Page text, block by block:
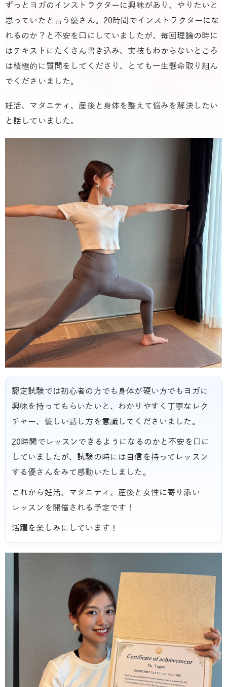
ずっとヨガのインストラクターに興味があり、やりたいと
思っていたと言う優さん。20時間でインストラクターにな
れるのか？と不安を口にしていましたが、毎回理論の時に
はテキストにたくさん書き込み、実技もわからないところ
は積極的に質問をしてくださり、とても一生懸命取り組ん
でくださいました。
妊活、マタニティ、産後と身体を整えて悩みを解決したい
と話していました。
認定試験では初心者の方でも身体が硬い方でもヨガに
興味を持ってもらいたいと、わかりやすく丁寧なレク
チャー、優しい話し方を意識してくださいました。
20時間でレッスンできるようになるのかと不安を口に
していましたが、試験の時には自信を持ってレッスン
する優さんをみて感動いたしました。
これから妊活、マタニティ、産後と女性に寄り添い
レッスンを開催される予定です！
活躍を楽しみにしています！